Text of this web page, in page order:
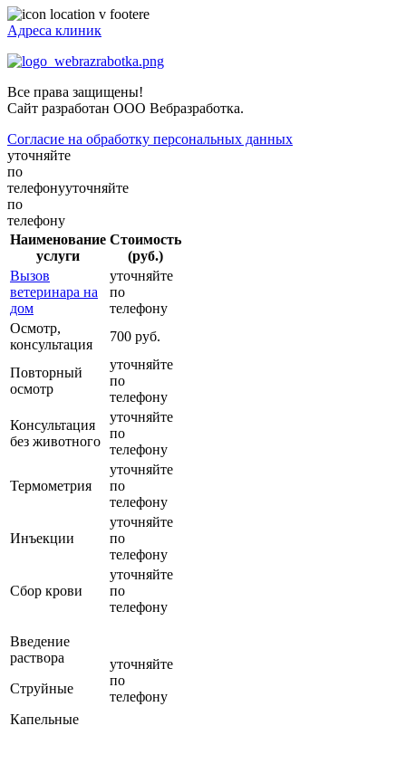
Адреса клиник
Все права защищены!
Сайт разработан ООО Вебразработка.
Согласие на обработку персональных данных
уточняйте
по
телефонууточняйте
по
телефону
Наименование
услуги
Стоимость
(руб.)
Вызов
ветеринара на
дом
уточняйте
по
телефону
Осмотр,
консультация
700 руб.
Повторный
осмотр
уточняйте
по
телефону
Консультация
без животного
уточняйте
по
телефону
Термометрия
уточняйте
по
телефону
Инъекции
уточняйте
по
телефону
Сбор крови
уточняйте
по
телефону
Введение
раствора
Струйные
Капельные
уточняйте
по
телефону